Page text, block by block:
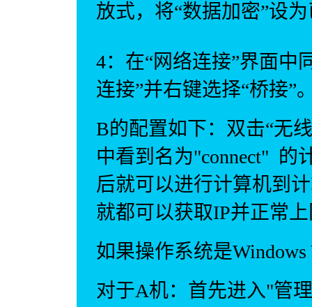
放式，将“数据加密”设
4：在“网络连接”界面中
连接”并右键选择“桥接”
B的配置如下：双击“无
中看到名为"connect" 的
后就可以进行计算机到
就都可以获取IP并正常
如果操作系统是
对于A机：首先进入"管